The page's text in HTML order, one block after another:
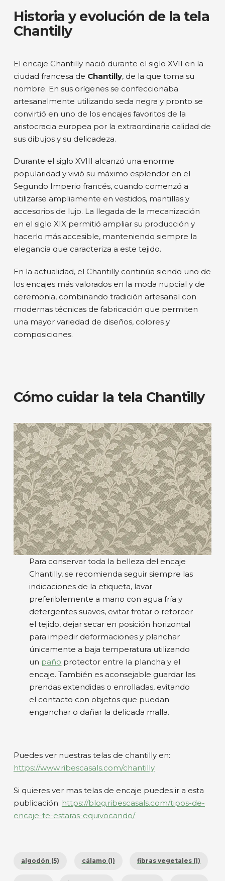
Historia y evolución de la tela
Chantilly
El encaje Chantilly nació durante el siglo XVII en la
ciudad francesa de Chantilly, de la que toma su
nombre. En sus orígenes se confeccionaba
artesanalmente utilizando seda negra y pronto se
convirtió en uno de los encajes favoritos de la
aristocracia europea por la extraordinaria calidad de
sus dibujos y su delicadeza.
Durante el siglo XVIII alcanzó una enorme
popularidad y vivió su máximo esplendor en el
Segundo Imperio francés, cuando comenzó a
utilizarse ampliamente en vestidos, mantillas y
accesorios de lujo. La llegada de la mecanización
en el siglo XIX permitió ampliar su producción y
hacerlo más accesible, manteniendo siempre la
elegancia que caracteriza a este tejido.
En la actualidad, el Chantilly continúa siendo uno de
los encajes más valorados en la moda nupcial y de
ceremonia, combinando tradición artesanal con
modernas técnicas de fabricación que permiten
una mayor variedad de diseños, colores y
composiciones.
Cómo cuidar la tela Chantilly
Para conservar toda la belleza del encaje
Chantilly, se recomienda seguir siempre las
indicaciones de la etiqueta, lavar
preferiblemente a mano con agua fría y
detergentes suaves, evitar frotar o retorcer
el tejido, dejar secar en posición horizontal
para impedir deformaciones y planchar
únicamente a baja temperatura utilizando
un paño protector entre la plancha y el
encaje. También es aconsejable guardar las
prendas extendidas o enrolladas, evitando
el contacto con objetos que puedan
enganchar o dañar la delicada malla.
Puedes ver nuestras telas de chantilly en:
https://www.ribescasals.com/chantilly
Si quieres ver mas telas de encaje puedes ir a esta
publicación: https://blog.ribescasals.com/tipos-de-
encaje-te-estaras-equivocando/
algodón (5) cálamo (1) fibras vegetales (1)